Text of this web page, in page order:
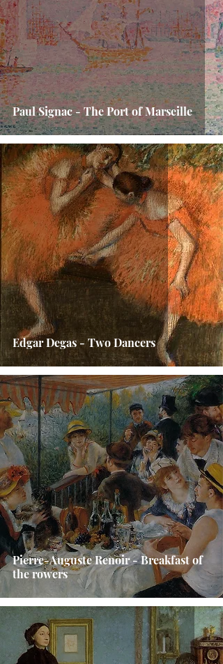
Paul Signac - The Port of Marseille
Edgar Degas - Two Dancers
Pierre-Auguste Renoir - Breakfast of
the rowers